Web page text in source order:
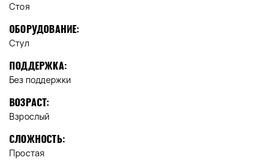
Стоя
ОБОРУДОВАНИЕ:
Стул
ПОДДЕРЖКА:
Без поддержки
ВОЗРАСТ:
Взрослый
СЛОЖНОСТЬ:
Простая